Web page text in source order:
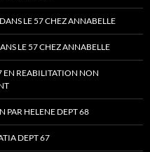
LE 57 CHEZ ANNABELLE
LE 57 CHEZ ANNABELLE
EN REABILITATION NON
PAR HELENE DEPT 68
DEPT 67